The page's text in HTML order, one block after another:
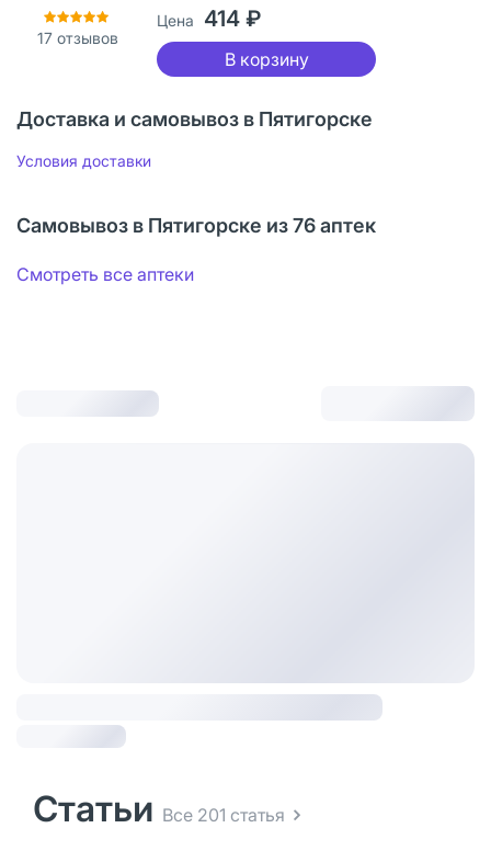
17 отзывов
Цена 414 ₽
В корзину
Доставка и самовывоз в Пятигорске
Условия доставки
Самовывоз в Пятигорске из 76 аптек
Смотреть все аптеки
Статьи Все 201 статья